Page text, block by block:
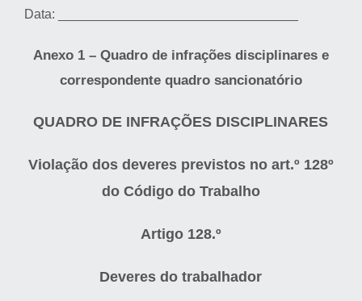
Data: _________________________________
Anexo 1 – Quadro de infrações disciplinares e
correspondente quadro sancionatório
QUADRO DE INFRAÇÕES DISCIPLINARES
Violação dos deveres previstos no art.º 128º
do Código do Trabalho
Artigo 128.º
Deveres do trabalhador